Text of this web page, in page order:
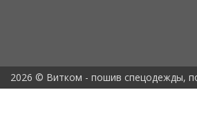
2026 © Витком - пошив спецодежды,